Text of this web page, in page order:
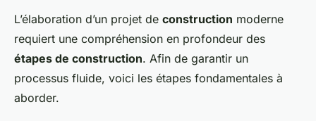
L’élaboration d’un projet de construction moderne
requiert une compréhension en profondeur des
étapes de construction. Afin de garantir un
processus fluide, voici les étapes fondamentales à
aborder.